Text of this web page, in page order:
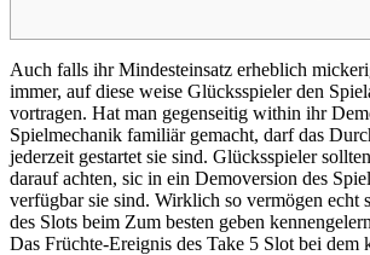
Auch falls ihr Mindesteinsatz erheblich
immer, auf diese weise Glücksspieler den
vortragen. Hat man gegenseitig within ihr
Spielmechanik familiär gemacht, darf das
jederzeit gestartet sie sind. Glücksspieler
darauf achten, sic in ein Demoversion des
verfügbar sie sind. Wirklich so vermögen echt
des Slots beim Zum besten geben
Das Früchte-Ereignis des Take 5 Slot bei dem